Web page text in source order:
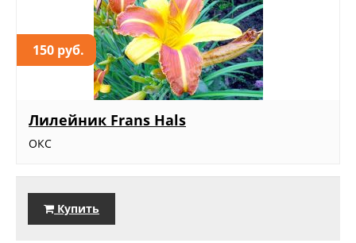
150 руб.
Лилейник Frans Hals
ОКС
Купить